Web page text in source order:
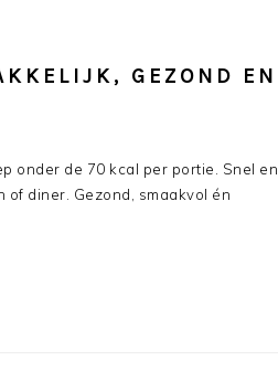
GEZOND EN
onder de 70 kcal per portie. Snel en
of diner. Gezond, smaakvol én